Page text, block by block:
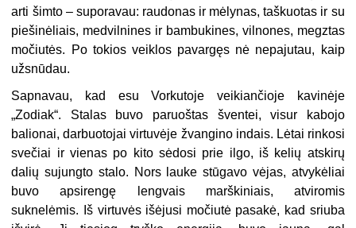
arti šimto – suporavau: raudonas ir mėlynas, taškuotas ir su
piešinėliais, medvilnines ir bambukines, vilnones, megztas
močiutės. Po tokios veiklos pavargęs nė nepajutau, kaip
užsnūdau.
Sapnavau, kad esu Vorkutoje veikiančioje kavinėje
„Zodiak“. Stalas buvo paruoštas šventei, visur kabojo
balionai, darbuotojai virtuvėje žvangino indais. Lėtai rinkosi
svečiai ir vienas po kito sėdosi prie ilgo, iš kelių atskirų
dalių sujungto stalo. Nors lauke stūgavo vėjas, atvykėliai
buvo apsirengę lengvais marškiniais, atviromis
suknelėmis. Iš virtuvės išėjusi močiutė pasakė, kad sriuba